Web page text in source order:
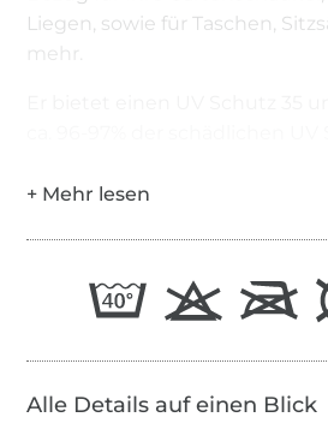
Liegen, sowie für Taschen,
mehr.
Alle Details auf einen Blick